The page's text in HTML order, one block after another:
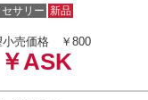
サリー 新品
小売価格 ￥800
￥ASK